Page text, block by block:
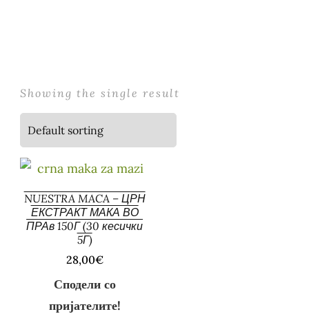
Showing the single result
NUESTRA MACA – ЦРН
ЕКСТРАКТ МАКА ВО
ПРАв 150Г (30 кесички
5Г)
28,00€
Сподели со
пријателите!